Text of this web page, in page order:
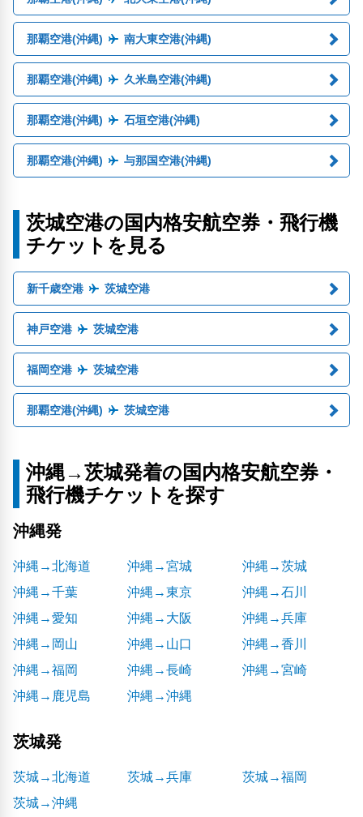
那覇空港(沖縄) 南大東空港(沖縄)
那覇空港(沖縄) 久米島空港(沖縄)
那覇空港(沖縄) 石垣空港(沖縄)
那覇空港(沖縄) 与那国空港(沖縄)
茨城空港の国内格安航空券・飛行機
チケットを見る
新千歳空港 茨城空港
神戸空港 茨城空港
福岡空港 茨城空港
那覇空港(沖縄) 茨城空港
沖縄→茨城発着の国内格安航空券・
飛行機チケットを探す
沖縄発
沖縄→北海道 沖縄→宮城
沖縄→茨城
沖縄→千葉
沖縄→東京
沖縄→石川
沖縄→愛知
沖縄→大阪
沖縄→兵庫
沖縄→岡山
沖縄→山口
沖縄→香川
沖縄→福岡
沖縄→長崎
沖縄→宮崎
沖縄→鹿児島
沖縄→沖縄
茨城発
茨城→北海道 茨城→兵庫
茨城→福岡
茨城→沖縄